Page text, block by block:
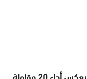
كما انخفض مؤشر “MASI.20″، الذي يعكس أداء 20 مقاولة